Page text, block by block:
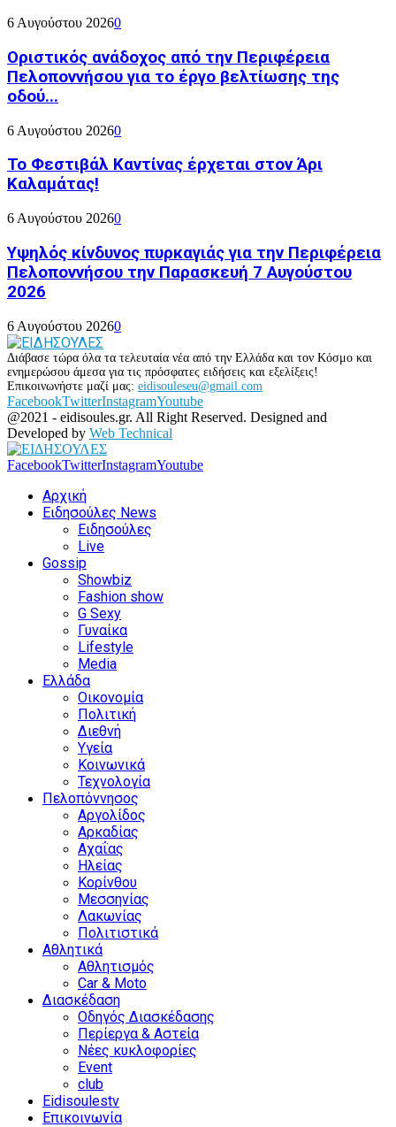
6 Αυγούστου 20260
Οριστικός ανάδοχος από την Περιφέρεια
Πελοποννήσου για το έργο βελτίωσης της
οδού...
6 Αυγούστου 20260
Το Φεστιβάλ Καντίνας έρχεται στον Άρι
Καλαμάτας!
6 Αυγούστου 20260
Υψηλός κίνδυνος πυρκαγιάς για την Περιφέρεια
Πελοποννήσου την Παρασκευή 7 Αυγούστου
2026
6 Αυγούστου 20260
Διάβασε τώρα όλα τα τελευταία νέα από την Ελλάδα και τον Κόσμο και
ενημερώσου άμεσα για τις πρόσφατες ειδήσεις και εξελίξεις!
Επικοινωνήστε μαζί μας: eidisouleseu@gmail.com
FacebookTwitterInstagramYoutube
@2021 - eidisoules.gr. All Right Reserved. Designed and
Developed by Web Technical
FacebookTwitterInstagramYoutube
Αρχική
Ειδησούλες News
Ειδησούλες
Live
Gossip
Showbiz
Fashion show
G Sexy
Γυναίκα
Lifestyle
Media
Ελλάδα
Οικονομία
Πολιτική
Διεθνή
Υγεία
Κοινωνικά
Τεχνολογία
Πελοπόννησος
Αργολίδος
Αρκαδίας
Αχαΐας
Ηλείας
Κορίνθου
Μεσσηνίας
Λακωνίας
Πολιτιστικά
Αθλητικά
Αθλητισμός
Car & Moto
Διασκέδαση
Οδηγός Διασκέδασης
Περίεργα & Αστεία
Νέες κυκλοφορίες
Event
club
Eidisoulestv
Επικοινωνία